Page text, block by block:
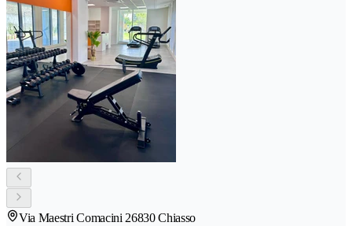
Via Maestri Comacini 26830 Chiasso